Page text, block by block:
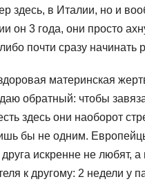
здесь, в Италии, но и
он 3 года, они просто
почти сразу начинать
материнская
обратный: чтобы
здесь они наоборот
бы не одним.
искренне не любят,
к другому: 2 недели у